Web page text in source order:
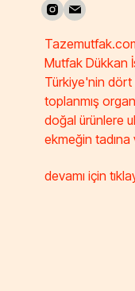
Mutfak Dükkan
Türkiye'nin dört
toplanmış
doğal ürünlere
ekmeğin tadına
devamı için